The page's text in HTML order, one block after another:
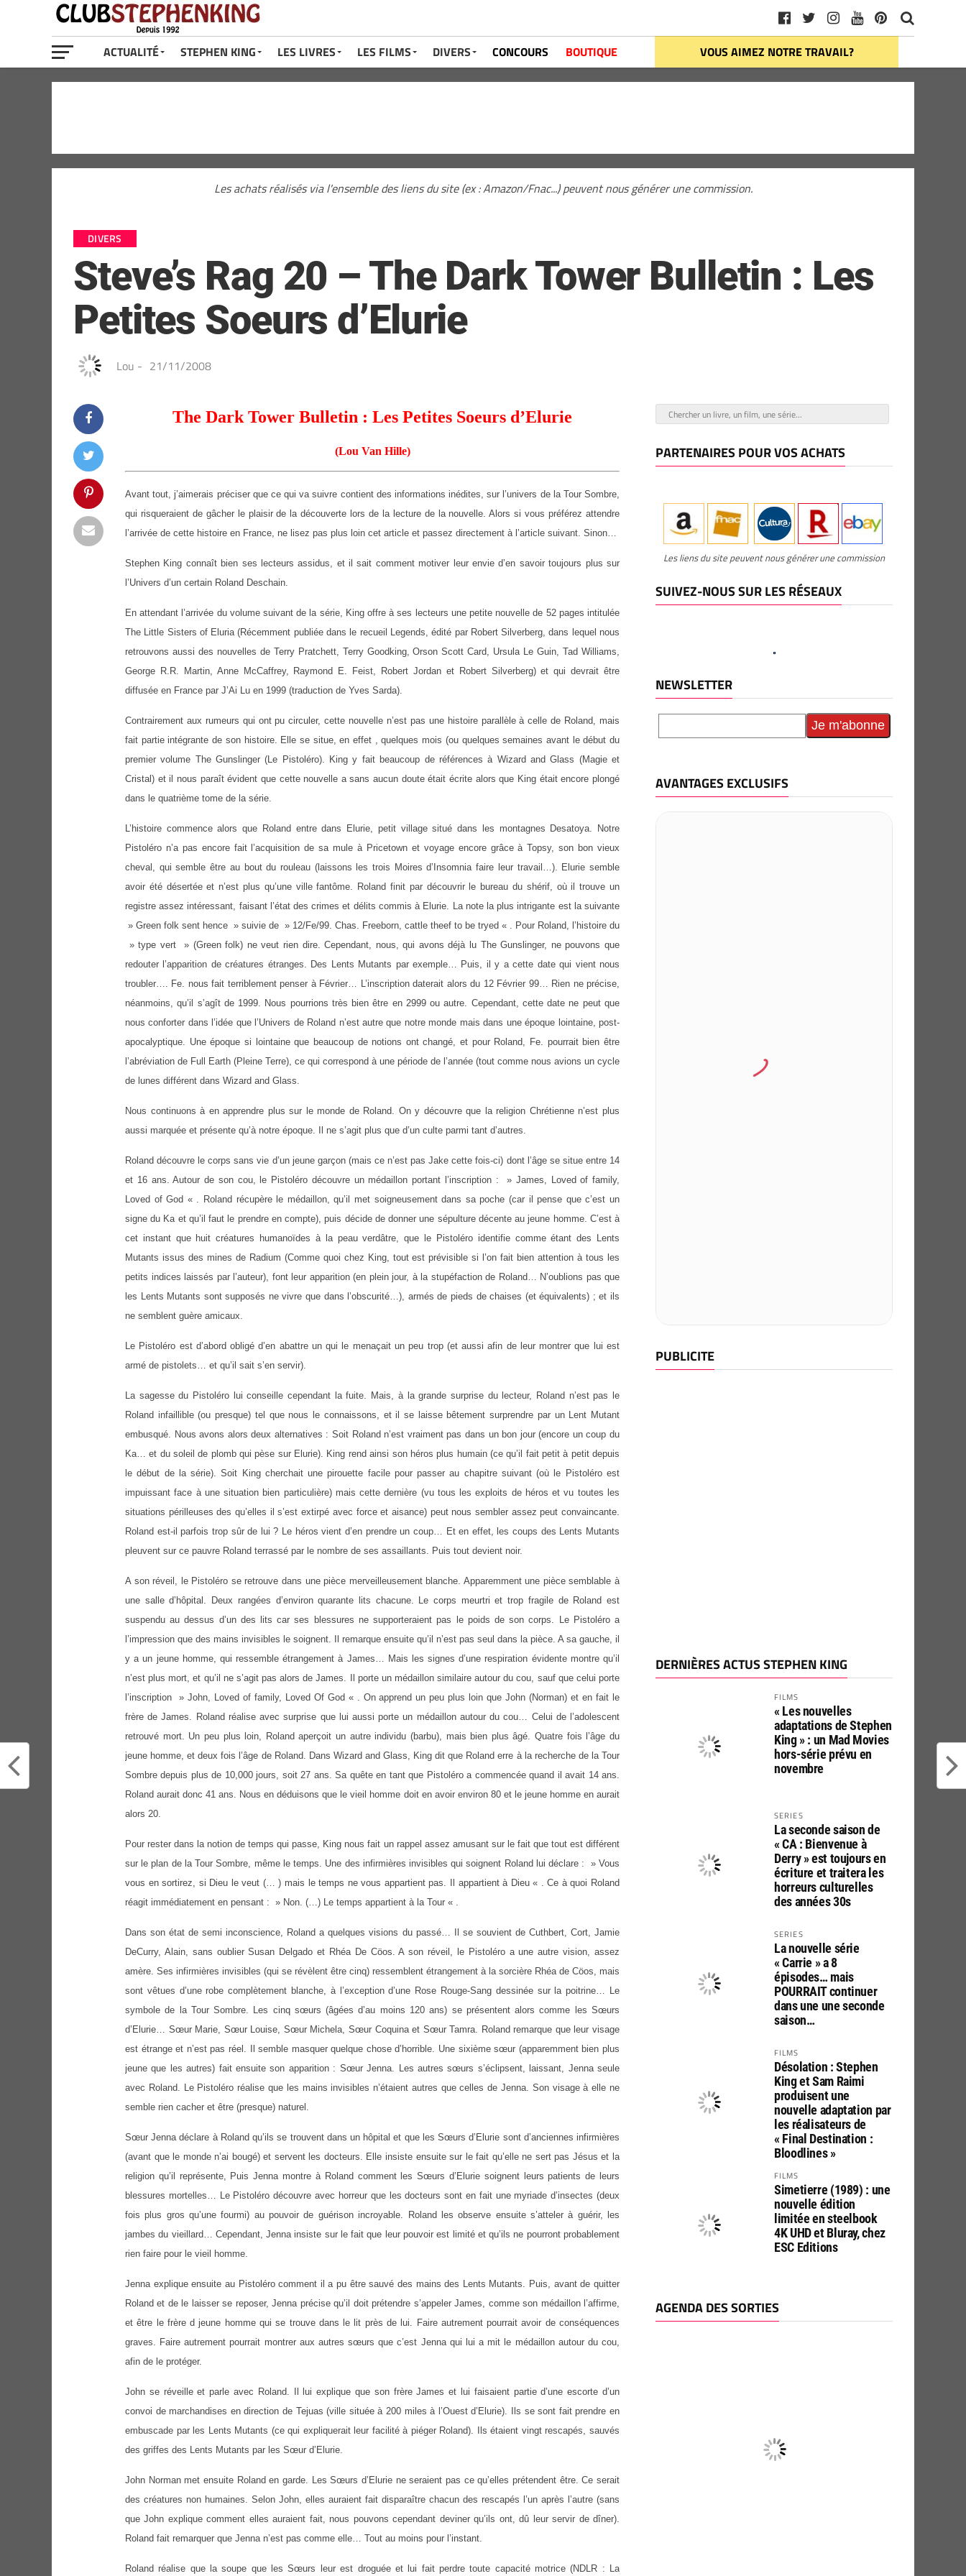
ACTUALITÉ STEPHEN KING LES LIVRES LES FILMS DIVERS CONCOURS BOUTIQUE VOUS AIMEZ NOTRE TRAVAIL?
Les achats réalisés via l'ensemble des liens du site (ex : Amazon/Fnac...) peuvent nous générer une commission.
DIVERS
Steve’s Rag 20 – The Dark Tower Bulletin : Les
Petites Soeurs d’Elurie
Lou - 21/11/2008
The Dark Tower Bulletin : Les Petites Soeurs d’Elurie
(Lou Van Hille)
Avant tout, j’aimerais préciser que ce qui va suivre contient des informations inédites, sur l’univers de la Tour Sombre,
qui risqueraient de gâcher le plaisir de la découverte lors de la lecture de la nouvelle. Alors si vous préférez attendre
l’arrivée de cette histoire en France, ne lisez pas plus loin cet article et passez directement à l’article suivant. Sinon…
Stephen King connaît bien ses lecteurs assidus, et il sait comment motiver leur envie d’en savoir toujours plus sur
l’Univers d’un certain Roland Deschain.
En attendant l’arrivée du volume suivant de la série, King offre à ses lecteurs une petite nouvelle de 52 pages intitulée
The Little Sisters of Eluria (Récemment publiée dans le recueil Legends, édité par Robert Silverberg, dans lequel nous
retrouvons aussi des nouvelles de Terry Pratchett, Terry Goodking, Orson Scott Card, Ursula Le Guin, Tad Williams,
George R.R. Martin, Anne McCaffrey, Raymond E. Feist, Robert Jordan et Robert Silverberg) et qui devrait être
diffusée en France par J’Ai Lu en 1999 (traduction de Yves Sarda).
Contrairement aux rumeurs qui ont pu circuler, cette nouvelle n’est pas une histoire parallèle à celle de Roland, mais
fait partie intégrante de son histoire. Elle se situe, en effet , quelques mois (ou quelques semaines avant le début du
premier volume The Gunslinger (Le Pistoléro). King y fait beaucoup de références à Wizard and Glass (Magie et
Cristal) et il nous paraît évident que cette nouvelle a sans aucun doute était écrite alors que King était encore plongé
dans le quatrième tome de la série.
L’histoire commence alors que Roland entre dans Elurie, petit village situé dans les montagnes Desatoya. Notre
Pistoléro n’a pas encore fait l’acquisition de sa mule à Pricetown et voyage encore grâce à Topsy, son bon vieux
cheval, qui semble être au bout du rouleau (laissons les trois Moires d’Insomnia faire leur travail…). Elurie semble
avoir été désertée et n’est plus qu’une ville fantôme. Roland finit par découvrir le bureau du shérif, où il trouve un
registre assez intéressant, faisant l’état des crimes et délits commis à Elurie. La note la plus intrigante est la suivante
» Green folk sent hence » suivie de » 12/Fe/99. Chas. Freeborn, cattle theef to be tryed « . Pour Roland, l’histoire du
» type vert » (Green folk) ne veut rien dire. Cependant, nous, qui avons déjà lu The Gunslinger, ne pouvons que
redouter l’apparition de créatures étranges. Des Lents Mutants par exemple… Puis, il y a cette date qui vient nous
troubler…. Fe. nous fait terriblement penser à Février… L’inscription daterait alors du 12 Février 99… Rien ne précise,
néanmoins, qu’il s’agît de 1999. Nous pourrions très bien être en 2999 ou autre. Cependant, cette date ne peut que
nous conforter dans l’idée que l’Univers de Roland n’est autre que notre monde mais dans une époque lointaine, post-
apocalyptique. Une époque si lointaine que beaucoup de notions ont changé, et pour Roland, Fe. pourrait bien être
l’abréviation de Full Earth (Pleine Terre), ce qui correspond à une période de l’année (tout comme nous avions un cycle
de lunes différent dans Wizard and Glass.
Nous continuons à en apprendre plus sur le monde de Roland. On y découvre que la religion Chrétienne n’est plus
aussi marquée et présente qu’à notre époque. Il ne s’agit plus que d’un culte parmi tant d’autres.
Roland découvre le corps sans vie d’un jeune garçon (mais ce n’est pas Jake cette fois-ci) dont l’âge se situe entre 14
et 16 ans. Autour de son cou, le Pistoléro découvre un médaillon portant l’inscription : » James, Loved of family,
Loved of God « . Roland récupère le médaillon, qu’il met soigneusement dans sa poche (car il pense que c’est un
signe du Ka et qu’il faut le prendre en compte), puis décide de donner une sépulture décente au jeune homme. C’est à
cet instant que huit créatures humanoïdes à la peau verdâtre, que le Pistoléro identifie comme étant des Lents
Mutants issus des mines de Radium (Comme quoi chez King, tout est prévisible si l’on fait bien attention à tous les
petits indices laissés par l’auteur), font leur apparition (en plein jour, à la stupéfaction de Roland… N’oublions pas que
les Lents Mutants sont supposés ne vivre que dans l’obscurité…), armés de pieds de chaises (et équivalents) ; et ils
ne semblent guère amicaux.
Le Pistoléro est d’abord obligé d’en abattre un qui le menaçait un peu trop (et aussi afin de leur montrer que lui est
armé de pistolets… et qu’il sait s’en servir).
La sagesse du Pistoléro lui conseille cependant la fuite. Mais, à la grande surprise du lecteur, Roland n’est pas le
Roland infaillible (ou presque) tel que nous le connaissons, et il se laisse bêtement surprendre par un Lent Mutant
embusqué. Nous avons alors deux alternatives : Soit Roland n’est vraiment pas dans un bon jour (encore un coup du
Ka… et du soleil de plomb qui pèse sur Elurie). King rend ainsi son héros plus humain (ce qu’il fait petit à petit depuis
le début de la série). Soit King cherchait une pirouette facile pour passer au chapitre suivant (où le Pistoléro est
impuissant face à une situation bien particulière) mais cette dernière (vu tous les exploits de héros et vu toutes les
situations périlleuses des qu’elles il s’est extirpé avec force et aisance) peut nous sembler assez peut convaincante.
Roland est-il parfois trop sûr de lui ? Le héros vient d’en prendre un coup… Et en effet, les coups des Lents Mutants
pleuvent sur ce pauvre Roland terrassé par le nombre de ses assaillants. Puis tout devient noir.
A son réveil, le Pistoléro se retrouve dans une pièce merveilleusement blanche. Apparemment une pièce semblable à
une salle d’hôpital. Deux rangées d’environ quarante lits chacune. Le corps meurtri et trop fragile de Roland est
suspendu au dessus d’un des lits car ses blessures ne supporteraient pas le poids de son corps. Le Pistoléro a
l’impression que des mains invisibles le soignent. Il remarque ensuite qu’il n’est pas seul dans la pièce. A sa gauche, il
y a un jeune homme, qui ressemble étrangement à James… Mais les signes d’une respiration évidente montre qu’il
n’est plus mort, et qu’il ne s’agit pas alors de James. Il porte un médaillon similaire autour du cou, sauf que celui porte
l’inscription » John, Loved of family, Loved Of God « . On apprend un peu plus loin que John (Norman) et en fait le
frère de James. Roland réalise avec surprise que lui aussi porte un médaillon autour du cou… Celui de l’adolescent
retrouvé mort. Un peu plus loin, Roland aperçoit un autre individu (barbu), mais bien plus âgé. Quatre fois l’âge du
jeune homme, et deux fois l’âge de Roland. Dans Wizard and Glass, King dit que Roland erre à la recherche de la Tour
Sombre depuis plus de 10,000 jours, soit 27 ans. Sa quête en tant que Pistoléro a commencée quand il avait 14 ans.
Roland aurait donc 41 ans. Nous en déduisons que le vieil homme doit en avoir environ 80 et le jeune homme en aurait
alors 20.
Pour rester dans la notion de temps qui passe, King nous fait un rappel assez amusant sur le fait que tout est différent
sur le plan de la Tour Sombre, même le temps. Une des infirmières invisibles qui soignent Roland lui déclare : » Vous
vous en sortirez, si Dieu le veut (… ) mais le temps ne vous appartient pas. Il appartient à Dieu « . Ce à quoi Roland
réagit immédiatement en pensant : » Non. (…) Le temps appartient à la Tour « .
Dans son état de semi inconscience, Roland a quelques visions du passé… Il se souvient de Cuthbert, Cort, Jamie
DeCurry, Alain, sans oublier Susan Delgado et Rhéa De Cöos. A son réveil, le Pistoléro a une autre vision, assez
amère. Ses infirmières invisibles (qui se révèlent être cinq) ressemblent étrangement à la sorcière Rhéa de Cöos, mais
sont vêtues d’une robe complètement blanche, à l’exception d’une Rose Rouge-Sang dessinée sur la poitrine… Le
symbole de la Tour Sombre. Les cinq sœurs (âgées d’au moins 120 ans) se présentent alors comme les Sœurs
d’Elurie… Sœur Marie, Sœur Louise, Sœur Michela, Sœur Coquina et Sœur Tamra. Roland remarque que leur visage
est étrange et n’est pas réel. Il semble masquer quelque chose d’horrible. Une sixième sœur (apparemment bien plus
jeune que les autres) fait ensuite son apparition : Sœur Jenna. Les autres sœurs s’éclipsent, laissant, Jenna seule
avec Roland. Le Pistoléro réalise que les mains invisibles n’étaient autres que celles de Jenna. Son visage à elle ne
semble rien cacher et être (presque) naturel.
Sœur Jenna déclare à Roland qu’ils se trouvent dans un hôpital et que les Sœurs d’Elurie sont d’anciennes infirmières
(avant que le monde n’ai bougé) et servent les docteurs. Elle insiste ensuite sur le fait qu’elle ne sert pas Jésus et la
religion qu’il représente, Puis Jenna montre à Roland comment les Sœurs d’Elurie soignent leurs patients de leurs
blessures mortelles… Le Pistoléro découvre avec horreur que les docteurs sont en fait une myriade d’insectes (deux
fois plus gros qu’une fourmi) au pouvoir de guérison incroyable. Roland les observe ensuite s’atteler à guérir, les
jambes du vieillard… Cependant, Jenna insiste sur le fait que leur pouvoir est limité et qu’ils ne pourront probablement
rien faire pour le vieil homme.
Jenna explique ensuite au Pistoléro comment il a pu être sauvé des mains des Lents Mutants. Puis, avant de quitter
Roland et de le laisser se reposer, Jenna précise qu’il doit prétendre s’appeler James, comme son médaillon l’affirme,
et être le frère d jeune homme qui se trouve dans le lit près de lui. Faire autrement pourrait avoir de conséquences
graves. Faire autrement pourrait montrer aux autres sœurs que c’est Jenna qui lui a mit le médaillon autour du cou,
afin de le protéger.
John se réveille et parle avec Roland. Il lui explique que son frère James et lui faisaient partie d’une escorte d’un
convoi de marchandises en direction de Tejuas (ville située à 200 miles à l’Ouest d’Elurie). Ils se sont fait prendre en
embuscade par les Lents Mutants (ce qui expliquerait leur facilité à piéger Roland). Ils étaient vingt rescapés, sauvés
des griffes des Lents Mutants par les Sœur d’Elurie.
John Norman met ensuite Roland en garde. Les Sœurs d’Elurie ne seraient pas ce qu’elles prétendent être. Ce serait
des créatures non humaines. Selon John, elles auraient fait disparaître chacun des rescapés l’un après l’autre (sans
que John explique comment elles auraient fait, nous pouvons cependant deviner qu’ils ont, dû leur servir de dîner).
Roland fait remarquer que Jenna n’est pas comme elle… Tout au moins pour l’instant.
Roland réalise que la soupe que les Sœurs leur est droguée et lui fait perdre toute capacité motrice (NDLR : La
PARTENAIRES POUR VOS ACHATS
Les liens du site peuvent nous générer une commission
SUIVEZ-NOUS SUR LES RÉSEAUX
NEWSLETTER
AVANTAGES EXCLUSIFS
PUBLICITE
DERNIÈRES ACTUS STEPHEN KING
FILMS
« Les nouvelles
adaptations de Stephen
King » : un Mad Movies
hors-série prévu en
novembre
SERIES
La seconde saison de
« CA : Bienvenue à
Derry » est toujours en
écriture et traitera les
horreurs culturelles
des années 30s
SERIES
La nouvelle série
« Carrie » a 8
épisodes… mais
POURRAIT continuer
dans une une seconde
saison…
FILMS
Désolation : Stephen
King et Sam Raimi
produisent une
nouvelle adaptation par
les réalisateurs de
« Final Destination :
Bloodlines »
FILMS
Simetierre (1989) : une
nouvelle édition
limitée en steelbook
4K UHD et Bluray, chez
ESC Editions
AGENDA DES SORTIES